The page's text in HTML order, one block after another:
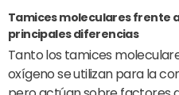
Tamices moleculares frente
principales diferencias
Tanto los tamices
oxígeno se utilizan para la